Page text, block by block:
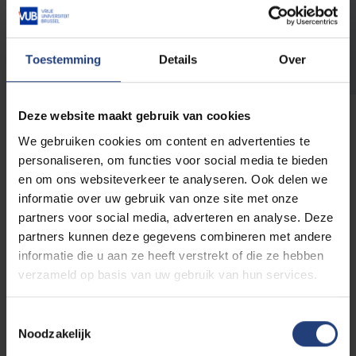
Toestemming Details Over
Deze website maakt gebruik van cookies
We gebruiken cookies om content en advertenties te
personaliseren, om functies voor social media te bieden
en om ons websiteverkeer te analyseren. Ook delen we
informatie over uw gebruik van onze site met onze
partners voor social media, adverteren en analyse. Deze
partners kunnen deze gegevens combineren met andere
informatie die u aan ze heeft verstrekt of die ze hebben
verzameld op basis van uw gebruik van hun services.
Noodzakelijk
openstaan
Meer over onze werking voor oud-
studenten